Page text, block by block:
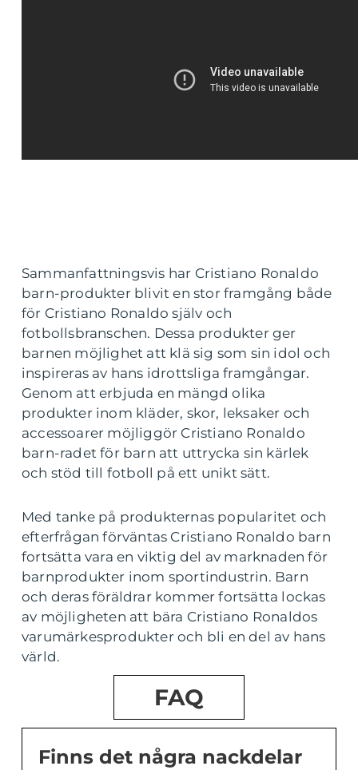
Sammanfattningsvis har Cristiano Ronaldo
barn-produkter blivit en stor framgång både
för Cristiano Ronaldo själv och
fotbollsbranschen. Dessa produkter ger
barnen möjlighet att klä sig som sin idol och
inspireras av hans idrottsliga framgångar.
Genom att erbjuda en mängd olika
produkter inom kläder, skor, leksaker och
accessoarer möjliggör Cristiano Ronaldo
barn-radet för barn att uttrycka sin kärlek
och stöd till fotboll på ett unikt sätt.
Med tanke på produkternas popularitet och
efterfrågan förväntas Cristiano Ronaldo barn
fortsätta vara en viktig del av marknaden för
barnprodukter inom sportindustrin. Barn
och deras föräldrar kommer fortsätta lockas
av möjligheten att bära Cristiano Ronaldos
varumärkesprodukter och bli en del av hans
värld.
FAQ
Finns det några nackdelar